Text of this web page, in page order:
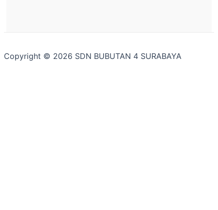
Copyright © 2026 SDN BUBUTAN 4 SURABAYA